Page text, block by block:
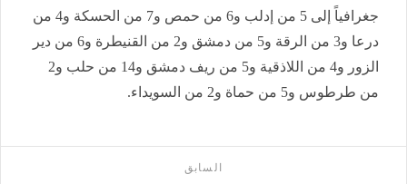
جغرافياً إلى 5 من إدلب و6 من حمص و7 من الحسكة و4 من
درعا و3 من الرقة و5 من دمشق و2 من القنيطرة و6 من دير
الزور و4 من اللاذقية و5 من ريف دمشق و14 من حلب و2
من طرطوس و5 من حماة و2 من السويداء.
السابق